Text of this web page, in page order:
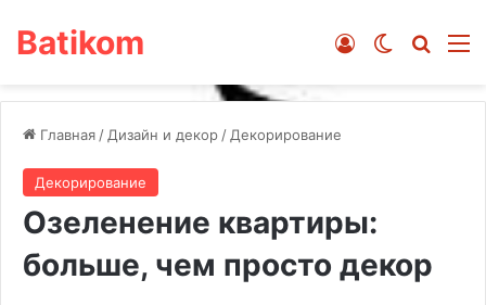
Batikom Switch skin
Войти
Главная / Дизайн и декор / Декорирование
Декорирование
Озеленение квартиры:
больше, чем просто декор